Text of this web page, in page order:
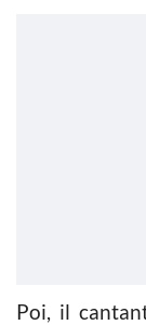
Poi, il